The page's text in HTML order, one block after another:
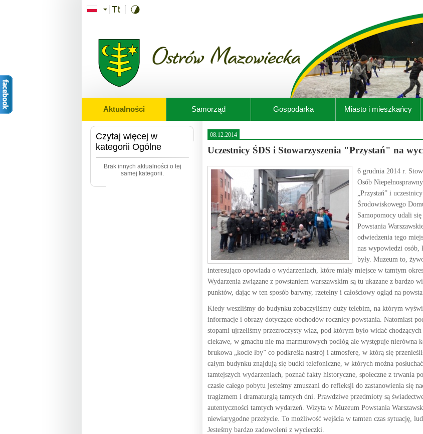
Aktualności Samorząd Gospodarka Miasto i mieszkańcy
Czytaj więcej w
kategorii Ogólne
Brak innych aktualności o tej
samej kategorii.
08.12.2014
Uczestnicy ŚDS i Stowarzyszenia "Przystań" na
6 grudnia 2014 r.
Osób
„Przystań” i uczestnicy
Środowiskowego
Samopomocy udali
Powstania
odwiedzenia tego
nas wypowiedzi osób,
były. Muzeum to,
interesująco opowiada o wydarzeniach, które miały miejsce w tamtym
Wydarzenia związane z powstaniem warszawskim są tu ukazane z bardzo
punktów, dając w ten sposób barwny, rzetelny i całościowy ogląd na
Kiedy weszliśmy do budynku zobaczyliśmy duży telebim, na którym
informacje i obrazy dotyczące obchodów rocznicy powstania. Natomiast
stopami ujrzeliśmy przezroczysty właz, pod którym było widać
ciekawe, w gmachu nie ma marmurowych podłóg ale występuje nierówna
brukowa „kocie łby” co podkreśla nastrój i atmosferę, w którą się
całym budynku znajdują się budki telefoniczne, w których można
tamtejszych wydarzeniach, poznać fakty historyczne, społeczne z trwania
czasie całego pobytu jesteśmy zmuszani do refleksji do zastanowienia się
tragizmem i dramaturgią tamtych dni. Prawdziwe przedmioty są
autentyczności tamtych wydarzeń. Wizyta w Muzeum Powstania
niewiarygodne przeżycie. To możliwość wejścia w tamten czas sytuację,
Jesteśmy bardzo zadowoleni z wycieczki.